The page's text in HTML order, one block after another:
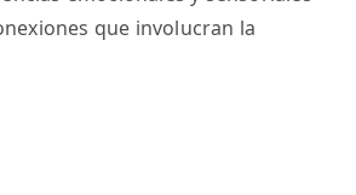
que involucran la